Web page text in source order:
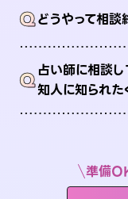
Qどうやって相談
Q占い師に相談し
知人に知られた
準備